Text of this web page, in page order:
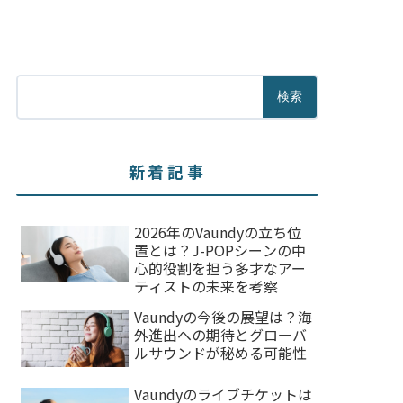
検索
新着記事
2026年のVaundyの立ち位
置とは？J-POPシーンの中
心的役割を担う多才なアー
ティストの未来を考察
Vaundyの今後の展望は？海
外進出への期待とグローバ
ルサウンドが秘める可能性
Vaundyのライブチケットは